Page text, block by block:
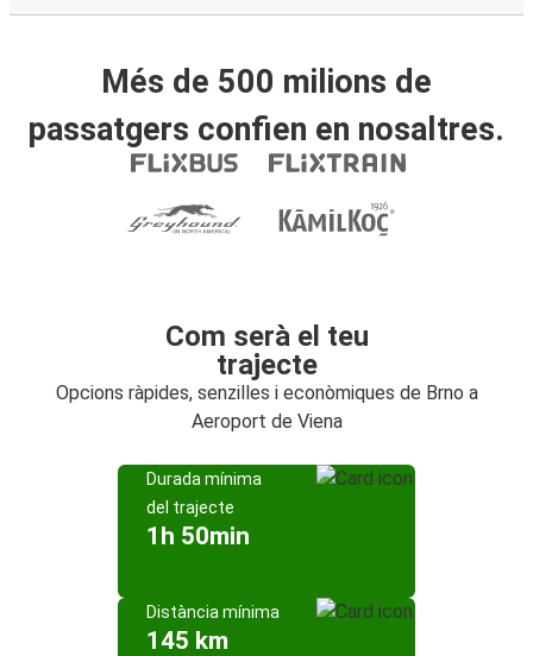
Més de 500 milions de
passatgers confien en nosaltres.
Com serà el teu
trajecte
Opcions ràpides, senzilles i econòmiques de Brno a
Aeroport de Viena
Durada mínima
del trajecte
1h 50min
Distància mínima
145 km